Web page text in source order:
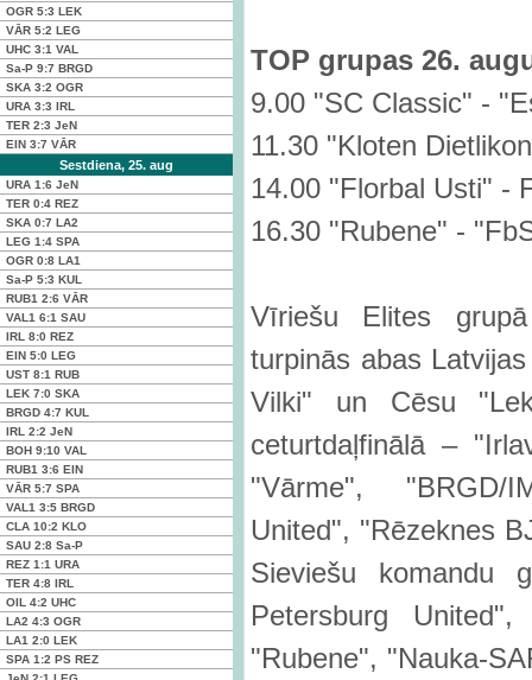
OGR 5:3 LEK
VĀR 5:2 LEG
UHC 3:1 VAL
Sa-P 9:7 BRGD
SKA 3:2 OGR
URA 3:3 IRL
TER 2:3 JeN
EIN 3:7 VĀR
Sestdiena, 25. aug
URA 1:6 JeN
TER 0:4 REZ
SKA 0:7 LA2
LEG 1:4 SPA
OGR 0:8 LA1
Sa-P 5:3 KUL
RUB1 2:6 VĀR
VAL1 6:1 SAU
IRL 8:0 REZ
EIN 5:0 LEG
UST 8:1 RUB
LEK 7:0 SKA
BRGD 4:7 KUL
IRL 2:2 JeN
BOH 9:10 VAL
RUB1 3:6 EIN
VĀR 5:7 SPA
VAL1 3:5 BRGD
CLA 10:2 KLO
SAU 2:8 Sa-P
REZ 1:1 URA
TER 4:8 IRL
OIL 4:2 UHC
LA2 4:3 OGR
LA1 2:0 LEK
SPA 1:2 PS REZ
TOP grupas 26.
9.00 "SC Classic" -
11.30 "Kloten
14.00 "Florbal Usti" -
16.30 "Rubene" -
Vīriešu Elites
turpinās abas
Vilki" un Cēsu
ceturtdaļfinālā –
"Vārme", "BRGD/
United", "Rēzeknes
Sieviešu komandu
Petersburg
"Rubene", "Nauka-